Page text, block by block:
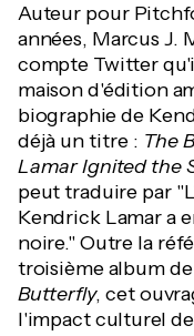
Auteur pour
années, Marcus J.
compte Twitter
maison d'édition
biographie de
déjà un titre : The
Lamar Ignited the
peut traduire par
Kendrick Lamar a
noire." Outre la
troisième album
Butterfly, cet
l'impact culturel